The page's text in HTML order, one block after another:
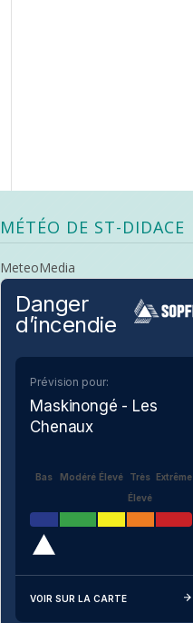
MÉTÉO DE ST-DIDACE
MeteoMedia
Danger
d’incendie
Prévision pour:
Maskinongé - Les
Chenaux
Bas Modéré Élevé
Très
Élevé
Extrême
VOIR SUR LA CARTE